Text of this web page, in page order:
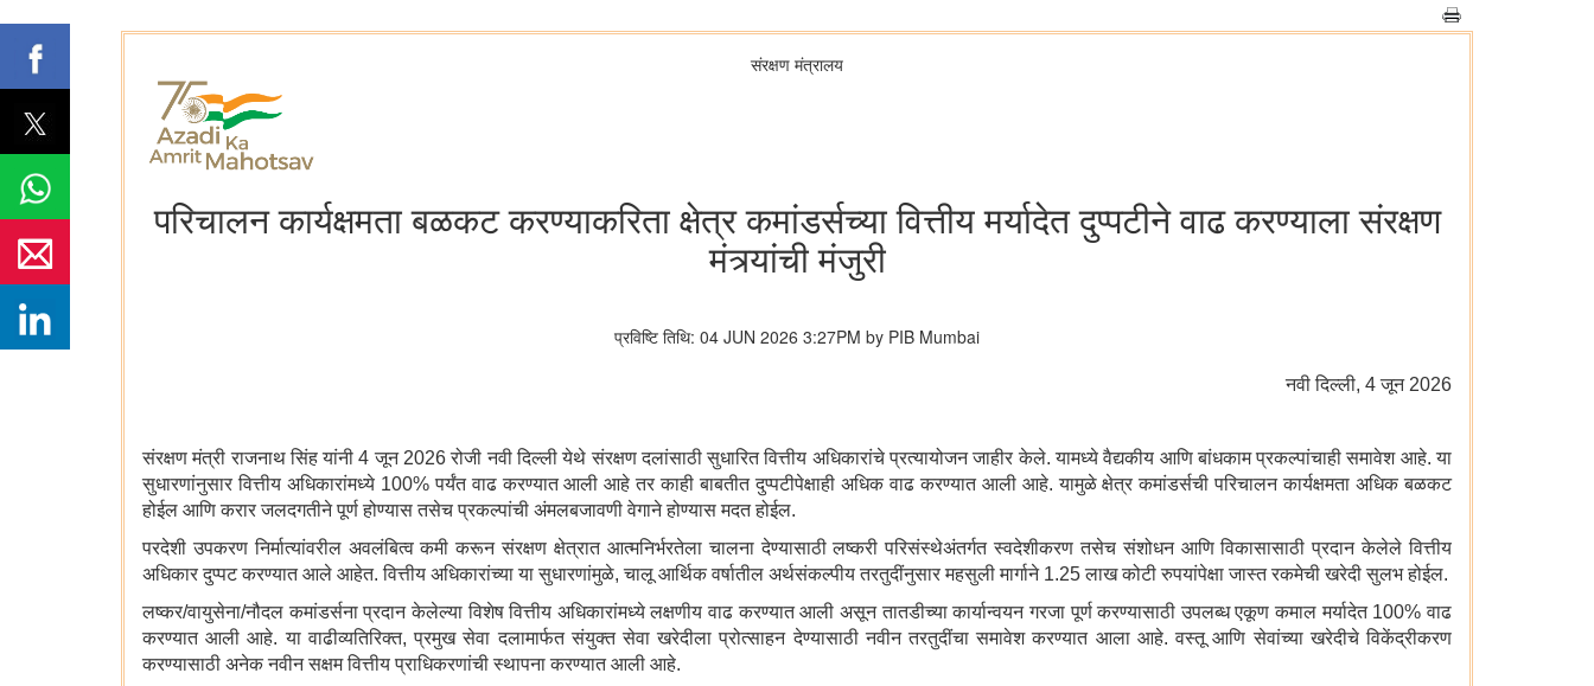
संरक्षण मंत्रालय
परिचालन कार्यक्षमता बळकट करण्याकरिता क्षेत्र कमांडर्सच्या वित्तीय मर्यादेत दुप्पटीने वाढ करण्याला संरक्षण
मंत्र्यांची मंजुरी
प्रविष्टि तिथि: 04 JUN 2026 3:27PM by PIB Mumbai
नवी दिल्‍ली, 4 जून 2026
संरक्षण मंत्री राजनाथ सिंह यांनी 4 जून 2026 रोजी नवी दिल्ली येथे संरक्षण दलांसाठी सुधारित वित्तीय अधिकारांचे प्रत्यायोजन जाहीर केले. यामध्ये वैद्यकीय आणि बांधकाम प्रकल्पांचाही समावेश आहे. या
सुधारणांनुसार वित्तीय अधिकारांमध्ये 100% पर्यंत वाढ करण्यात आली आहे तर काही बाबतीत दुप्पटीपेक्षाही अधिक वाढ करण्यात आली आहे. यामुळे क्षेत्र कमांडर्सची परिचालन कार्यक्षमता अधिक बळकट
होईल आणि करार जलदगतीने पूर्ण होण्यास तसेच प्रकल्पांची अंमलबजावणी वेगाने होण्यास मदत होईल.
परदेशी उपकरण निर्मात्यांवरील अवलंबित्व कमी करून संरक्षण क्षेत्रात आत्मनिर्भरतेला चालना देण्यासाठी लष्करी परिसंस्थेअंतर्गत स्वदेशीकरण तसेच संशोधन आणि विकासासाठी प्रदान केलेले वित्तीय
अधिकार दुप्पट करण्यात आले आहेत. वित्तीय अधिकारांच्या या सुधारणांमुळे, चालू आर्थिक वर्षातील अर्थसंकल्पीय तरतुदींनुसार महसुली मार्गाने 1.25 लाख कोटी रुपयांपेक्षा जास्त रकमेची खरेदी सुलभ होईल.
लष्कर/वायुसेना/नौदल कमांडर्सना प्रदान केलेल्या विशेष वित्तीय अधिकारांमध्ये लक्षणीय वाढ करण्यात आली असून तातडीच्या कार्यान्वयन गरजा पूर्ण करण्यासाठी उपलब्ध एकूण कमाल मर्यादेत 100% वाढ
करण्यात आली आहे. या वाढीव्यतिरिक्त, प्रमुख सेवा दलामार्फत संयुक्त सेवा खरेदीला प्रोत्साहन देण्यासाठी नवीन तरतुदींचा समावेश करण्यात आला आहे. वस्तू आणि सेवांच्या खरेदीचे विकेंद्रीकरण
करण्यासाठी अनेक नवीन सक्षम वित्तीय प्राधिकरणांची स्थापना करण्यात आली आहे.